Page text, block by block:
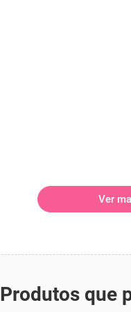
Ver
Produtos que